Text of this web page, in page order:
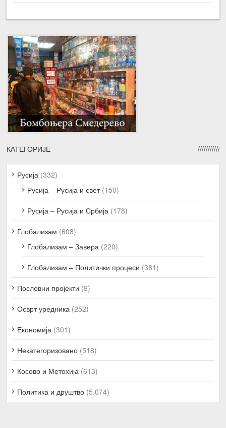
КАТЕГОРИЈЕ
Русија (332)
Русија – Русија и свет(150)
Русија – Русија и Србија (178)
Глобализам (608)
Глобализам – Завера (220)
Глобализам – Политички процеси (381)
Пословни пројекти (9)
Осврт уредника (252)
Економија (301)
Некатегоризовано (518)
Косово и Метохија (613)
Политика и друштво (5.074)